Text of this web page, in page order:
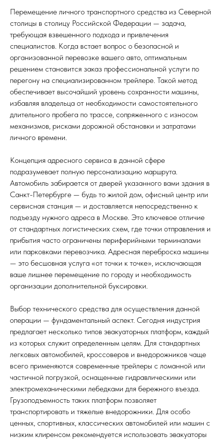
Перемещение личного транспортного средства из Северной
столицы в столицу Российской Федерации — задача,
требующая взвешенного подхода и привлечения
специалистов. Когда встает вопрос о безопасной и
организованной перевозке вашего авто, оптимальным
решением становится заказ профессиональной услуги по
перегону на специализированном трейлере. Такой метод
обеспечивает высочайший уровень сохранности машины,
избавляя владельца от необходимости самостоятельного
длительного пробега по трассе, сопряженного с износом
механизмов, рисками дорожной обстановки и затратами
личного времени.
Концепция адресного сервиса в данной сфере
подразумевает полную персонализацию маршрута.
Автомобиль забирается от дверей указанного вами здания в
Санкт-Петербурге — будь то жилой дом, офисный центр или
сервисная станция — и доставляется непосредственно к
подъезду нужного адреса в Москве. Это ключевое отличие
от стандартных логистических схем, где точки отправления и
прибытия часто ограничены периферийными терминалами
или парковками перевозчика. Адресная переброска машины
— это бесшовная услуга «от точки к точке», исключающая
ваше лишнее перемещение по городу и необходимость
организации дополнительной буксировки.
Выбор технического средства для осуществления данной
операции — фундаментальный аспект. Сегодня индустрия
предлагает несколько типов эвакуаторных платформ, каждый
из которых служит определенным целям. Для стандартных
легковых автомобилей, кроссоверов и внедорожников чаще
всего применяются современные трейлеры с ломанной или
частичной погрузкой, оснащенные гидравлическими или
электромеханическими лебедками для бережного въезда.
Грузоподъемность таких платформ позволяет
транспортировать и тяжелые внедорожники. Для особо
ценных, спортивных, классических автомобилей или машин с
низким клиренсом рекомендуется использовать эвакуаторы